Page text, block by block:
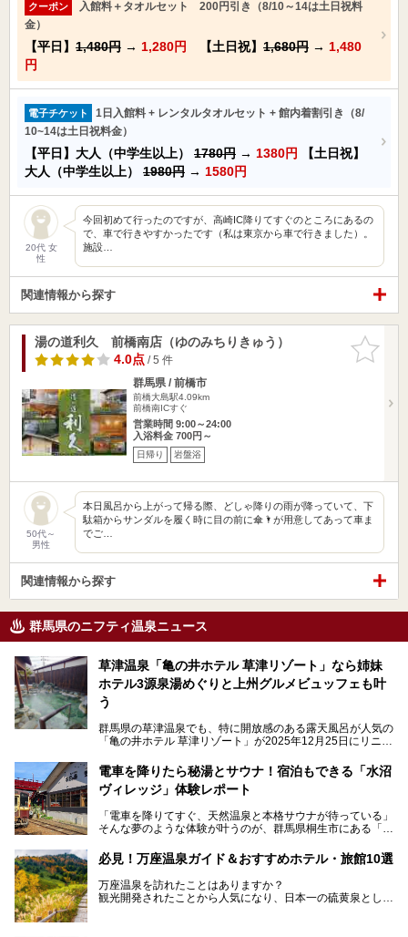
クーポン
入館料＋タオルセット 200円引き（8/10～14は土日祝料
金）
【平日】 1,480円 → 1,280円 【土日祝】 1,680円 → 1,480
円
電子チケット
1日入館料 + レンタルタオルセット + 館内着割引き（8/
10~14は土日祝料金）
【平日】大人（中学生以上） 1780円 → 1380円
【土日祝】
大人（中学生以上） 1980円 → 1580円
20代 女
性
今回初めて行ったのですが、高崎IC降りてすぐのところにあるの
で、車で行きやすかったです（私は東京から車で行きました）。
施設…
関連情報から探す
お気に入
りに追加
湯の道利久 前橋南店（ゆのみちりきゅう）
4.0点/ 5 件
群馬県 / 前橋市
前橋大島駅4.09km
前橋南ICすぐ
営業時間 9:00～24:00
入浴料金 700円～
日帰り 岩盤浴
50代～
男性
本日風呂から上がって帰る際、どしゃ降りの雨が降っていて、下
駄箱からサンダルを履く時に目の前に傘🌂が用意してあって車ま
でご…
関連情報から探す
群馬県のニフティ温泉ニュース
草津温泉「亀の井ホテル 草津リゾート」なら姉妹
ホテル3源泉湯めぐりと上州グルメビュッフェも叶
う
群馬県の草津温泉でも、特に開放感のある露天風呂が人気の
「亀の井ホテル 草津リゾート」が2025年12月25日にリニュ
ロビーや客室が綺麗になって、上州グルメにこだわったビュ
ッフェも人気！アクセスはシャトルバスで楽々、さらに草津
温泉にある姉妹ホテルの「草津温泉 大東舘」「亀の井ホテ
今回はそんな「亀の井ホテル 草津リゾート」を徹底レポー
───
提供元：アイコニア・ホスピタリティ株式会社【PR】
この記事は亀の井ホテル 草津リゾートのPR記事です。
電車を降りたら秘湯とサウナ！宿泊もできる「水沼
ヴィレッジ」体験レポート
「電車を降りてすぐ、天然温泉と本格サウナが待っている」
そんな夢のような体験が叶うのが、群馬県桐生市にある「駅
日帰り温泉の「水沼の湯」と宿泊もできる「サウナの森」、
２つのエリアがあります。
今回は、その中でも特にユニークな駅直結の「水沼の湯」の
魅力に焦点を当て、温泉好き、サウナー、そして電車旅好き
必見！万座温泉ガイド＆おすすめホテル・旅館10選
万座温泉を訪れたことはありますか？
観光開発されたことから人気になり、日本一の硫黄泉として